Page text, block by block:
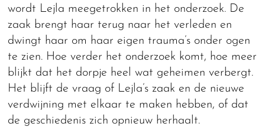
wordt Lejla meegetrokken in het onderzoek. De
zaak brengt haar terug naar het verleden en
dwingt haar om haar eigen trauma’s onder ogen
te zien. Hoe verder het onderzoek komt, hoe meer
blijkt dat het dorpje heel wat geheimen verbergt.
Het blijft de vraag of Lejla’s zaak en de nieuwe
verdwijning met elkaar te maken hebben, of dat
de geschiedenis zich opnieuw herhaalt.